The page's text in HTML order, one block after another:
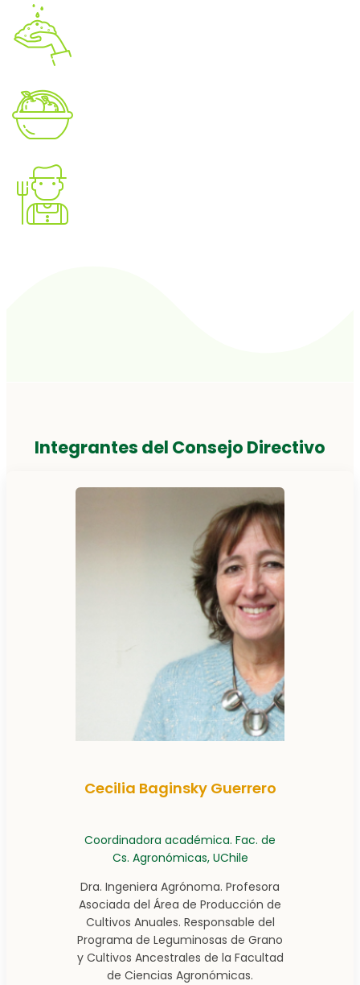
Integrantes del Consejo Directivo
Cecilia Baginsky Guerrero
Coordinadora académica. Fac. de
Cs. Agronómicas, UChile
Dra. Ingeniera Agrónoma. Profesora
Asociada del Área de Producción de
Cultivos Anuales. Responsable del
Programa de Leguminosas de Grano
y Cultivos Ancestrales de la Facultad
de Ciencias Agronómicas.